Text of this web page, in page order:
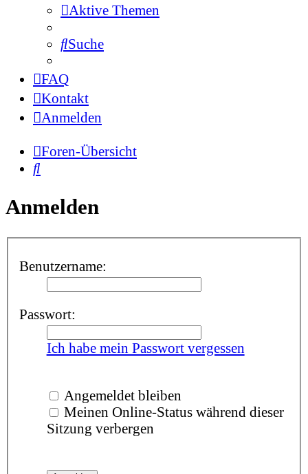
Aktive Themen
Suche
FAQ
Kontakt
Anmelden
Foren-Übersicht
Anmelden
Benutzername:
Passwort:
Ich habe mein Passwort vergessen
Angemeldet bleiben
Meinen Online-Status während dieser
Sitzung verbergen